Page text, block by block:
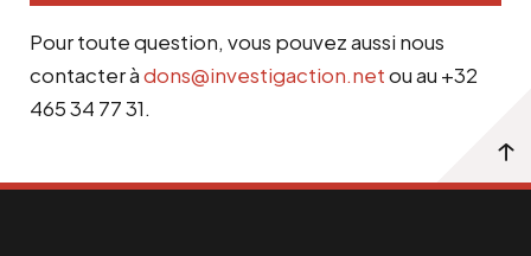
Pour toute question, vous pouvez aussi nous
contacter àdons@investigaction.netou au +32
465 34 77 31.